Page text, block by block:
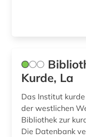
technik (1)
theater (4)
umwelt (1)
Kurde, La
Das Institut
der westlichen
Bibliothek zur
Die Datenbank